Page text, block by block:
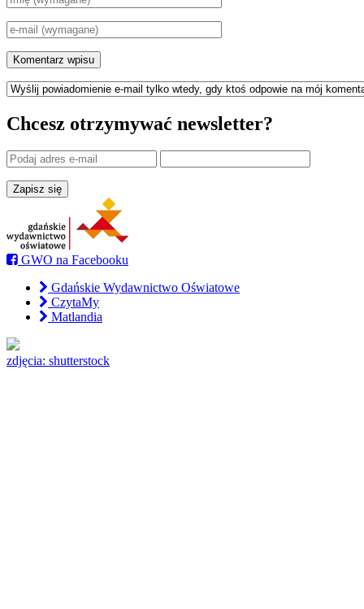
Chcesz otrzymywać newsletter?
GWO na Facebooku
Gdańskie Wydawnictwo Oświatowe
CzytaMy
Matlandia
zdjęcia: shutterstock